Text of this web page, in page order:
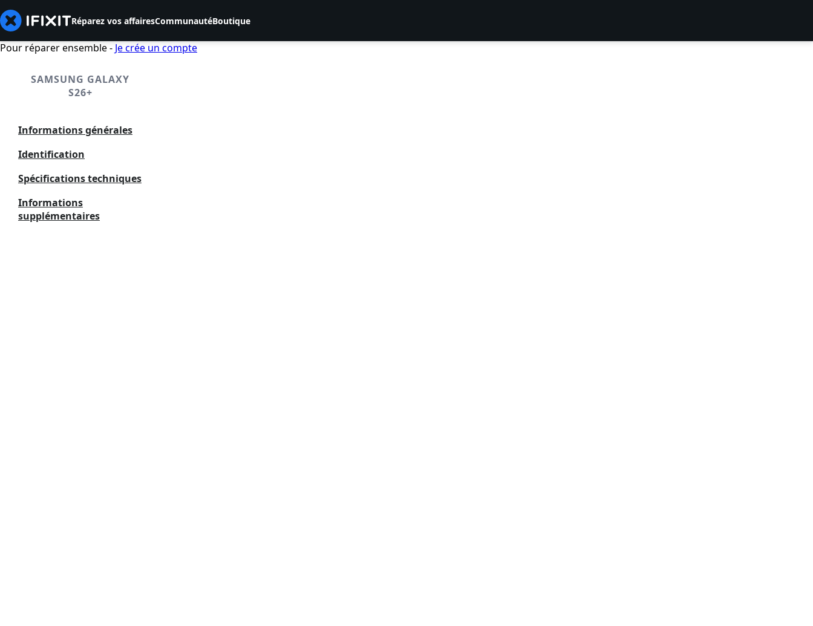
Réparez vos affairesCommunautéBoutique
Pour réparer ensemble - Je crée un compte
SAMSUNG GALAXY
S26+
Informations générales
Identification
Spécifications techniques
Informations
supplémentaires